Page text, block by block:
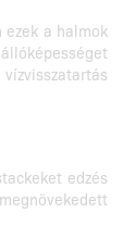
a halmok
edzés